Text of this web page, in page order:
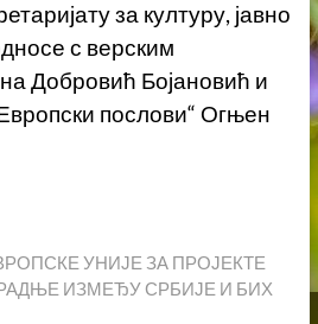
за културу, јавно
с верским
Добровић Бојановић и
послови“ Огњен
УНИЈЕ ЗА ПРОЈЕКТЕ
ИЗМЕЂУ СРБИЈЕ И БИХ